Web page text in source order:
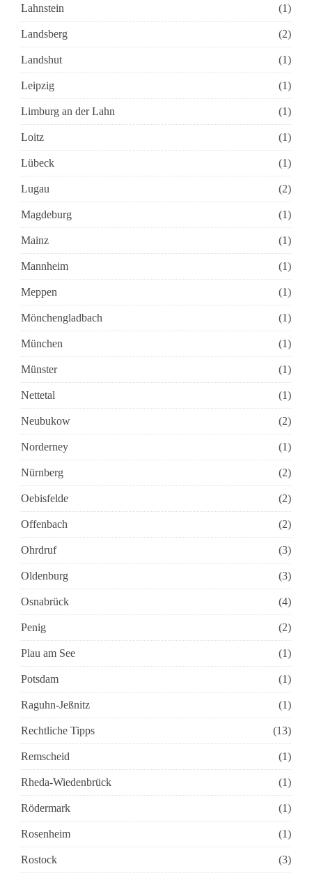
Lahnstein (1)
Landsberg (2)
Landshut (1)
Leipzig (1)
Limburg an der Lahn (1)
Loitz (1)
Lübeck (1)
Lugau (2)
Magdeburg (1)
Mainz (1)
Mannheim (1)
Meppen (1)
Mönchengladbach (1)
München (1)
Münster (1)
Nettetal (1)
Neubukow (2)
Norderney (1)
Nürnberg (2)
Oebisfelde (2)
Offenbach (2)
Ohrdruf (3)
Oldenburg (3)
Osnabrück (4)
Penig (2)
Plau am See (1)
Potsdam (1)
Raguhn-Jeßnitz (1)
Rechtliche Tipps (13)
Remscheid (1)
Rheda-Wiedenbrück (1)
Rödermark (1)
Rosenheim (1)
Rostock (3)